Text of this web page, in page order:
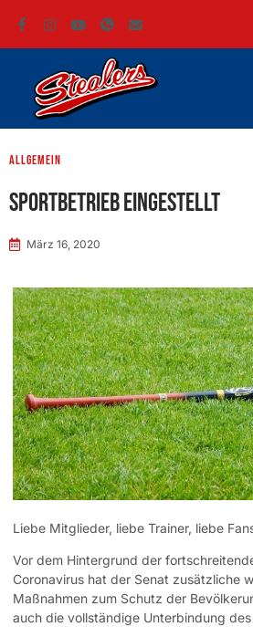
Allgemein
Sportbetrieb eingestellt
März 16, 2020
Liebe Mitglieder, liebe Trainer, liebe
Vor dem Hintergrund der
Coronavirus hat der Senat zusätzliche
Maßnahmen zum Schutz der
auch die vollständige Unterbindung